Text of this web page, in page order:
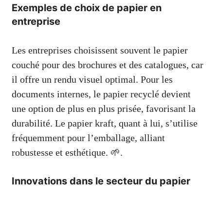
Exemples de choix de papier en
entreprise
Les entreprises choisissent souvent le papier
couché pour des brochures et des catalogues, car
il offre un rendu visuel optimal. Pour les
documents internes, le papier recyclé devient
une option de plus en plus prisée, favorisant la
durabilité. Le papier kraft, quant à lui, s’utilise
fréquemment pour l’emballage, alliant
robustesse et esthétique. 🌱.
Innovations dans le secteur du papier